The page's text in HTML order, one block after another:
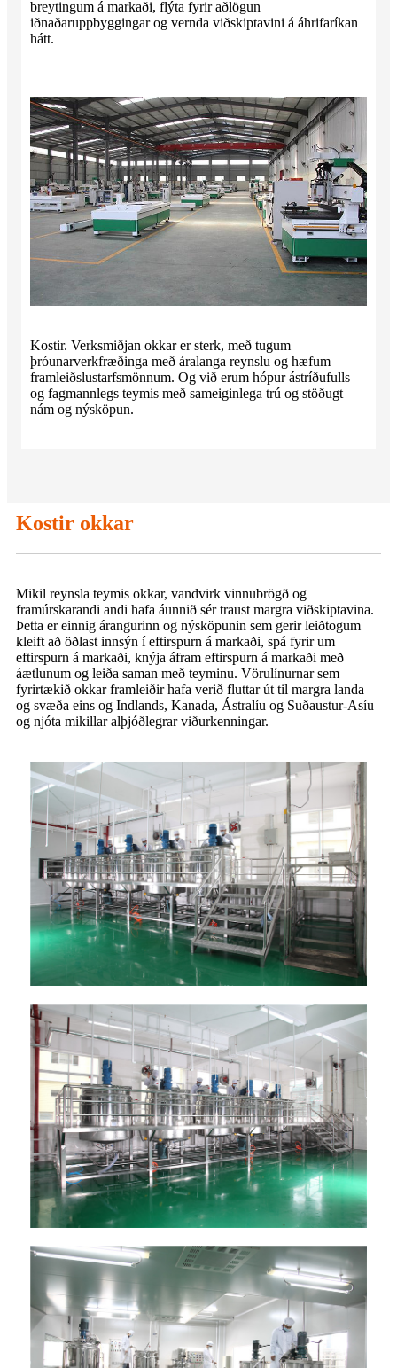
breytingum á markaði, flýta fyrir aðlögun
iðnaðaruppbyggingar og vernda viðskiptavini á áhrifaríkan
hátt.
Kostir. Verksmiðjan okkar er sterk, með tugum
þróunarverkfræðinga með áralanga reynslu og hæfum
framleiðslustarfsmönnum. Og við erum hópur ástríðufulls
og fagmannlegs teymis með sameiginlega trú og stöðugt
nám og nýsköpun.
Kostir okkar
Mikil reynsla teymis okkar, vandvirk vinnubrögð og
framúrskarandi andi hafa áunnið sér traust margra viðskiptavina.
Þetta er einnig árangurinn og nýsköpunin sem gerir leiðtogum
kleift að öðlast innsýn í eftirspurn á markaði, spá fyrir um
eftirspurn á markaði, knýja áfram eftirspurn á markaði með
áætlunum og leiða saman með teyminu. Vörulínurnar sem
fyrirtækið okkar framleiðir hafa verið fluttar út til margra landa
og svæða eins og Indlands, Kanada, Ástralíu og Suðaustur-Asíu
og njóta mikillar alþjóðlegrar viðurkenningar.